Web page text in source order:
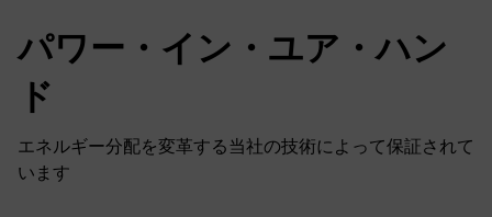
パワー・イン・ユア・ハン
ド
エネルギー分配を変革する当社の技術によって保証されて
います